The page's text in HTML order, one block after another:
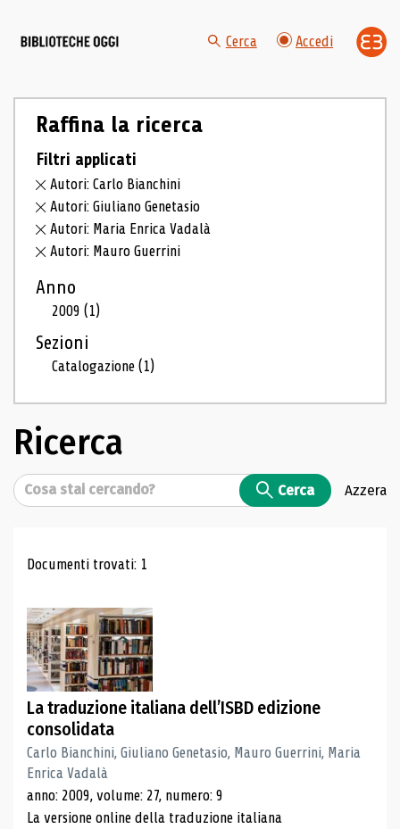
Cerca Accedi
Raffina la ricerca
Filtri applicati
Autori: Carlo Bianchini
Autori: Giuliano Genetasio
Autori: Maria Enrica Vadalà
Autori: Mauro Guerrini
Anno
2009(1)
Sezioni
Catalogazione(1)
Ricerca
Cerca Cerca Azzera
Risultati di ricerca
Documenti trovati: 1
La traduzione italiana dell’ISBD edizione
consolidata
Carlo Bianchini, Giuliano Genetasio, Mauro Guerrini, Maria
Enrica Vadalà
anno: 2009, volume: 27, numero: 9
La versione online della traduzione italiana